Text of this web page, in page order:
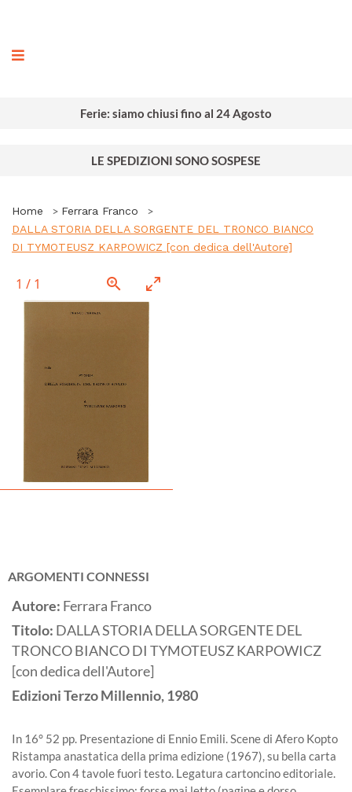
Ferie: siamo chiusi fino al 24 Agosto
LE SPEDIZIONI SONO SOSPESE
Home
Ferrara Franco
DALLA STORIA DELLA SORGENTE DEL TRONCO BIANCO
DI TYMOTEUSZ KARPOWICZ [con dedica dell'Autore]
1 / 1
ARGOMENTI CONNESSI
Autore: Ferrara Franco
Titolo: DALLA STORIA DELLA SORGENTE DEL
TRONCO BIANCO DI TYMOTEUSZ KARPOWICZ
[con dedica dell'Autore]
Edizioni Terzo Millennio,1980
In 16° 52 pp. Presentazione di Ennio Emili. Scene di Afero Kopto
Ristampa anastatica della prima edizione (1967), su bella carta
avorio. Con 4 tavole fuori testo. Legatura cartoncino editoriale.